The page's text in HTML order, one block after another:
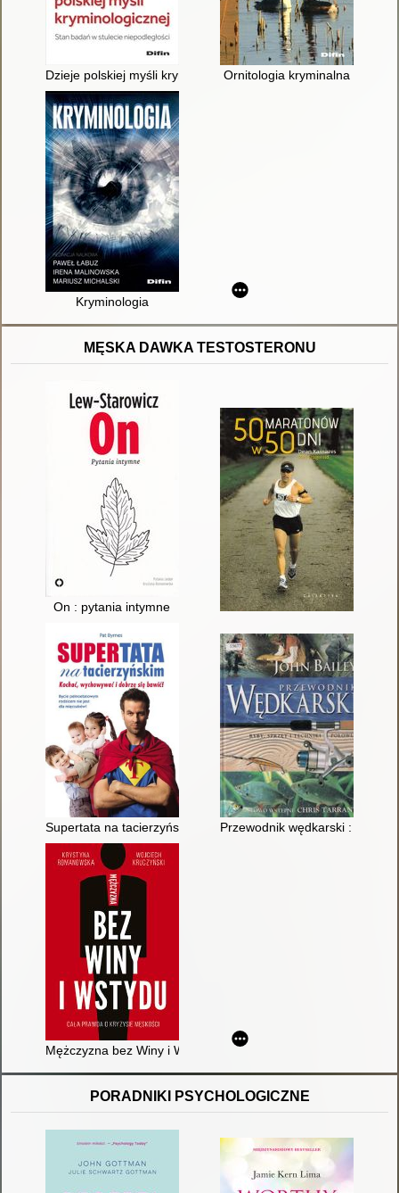
Dzieje polskiej myśli kryminologicznej : stan badań w stulecie
Ornitologia kryminalna
Kryminologia
MĘSKA DAWKA TESTOSTERONU
On : pytania intymne
Supertata na tacierzyńskim Przewodnik wędkarski : ryby,
Mężczyzna bez Winy i Wstydu : cała prawda o kryzysie
PORADNIKI PSYCHOLOGICZNE